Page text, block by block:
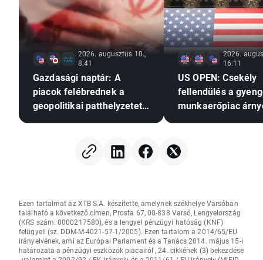
2026. augusztus 10.,
8:41
Gazdasági naptár: A
piacok felébrednek a
geopolitikai patthelyzetet
2026.
16:11
US OPEN: Csekély
fellendülés a
munkaerőpiac
Ezen tartalmat az XTB S.A. készítette, amelynek székhelye Varsóban
található a következő címen, Prosta 67, 00-838 Varsó, Lengyelország
(KRS szám: 0000217580), és a lengyel pénzügyi hatóság (KNF)
felügyeli (sz. DDM-M-4021-57-1/2005). Ezen tartalom a 2014/65/EU
irányelvének, ami az Európai Parlament és a Tanács 2014. május 15-i
határozata a pénzügyi eszközök piacairól , 24. cikkének (3) bekezdése